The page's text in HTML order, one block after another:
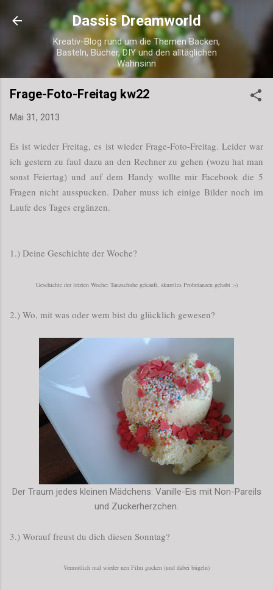
Direkt zum Hauptbereich
Dassis Dreamworld
Kreativ-Blog rund um die Themen Backen,
Basteln, Bücher, DIY und den alltäglichen
Wahnsinn
Frage-Foto-Freitag kw22
Mai 31, 2013
Es ist wieder Freitag, es ist wieder Frage-Foto-Freitag. Leider war
ich gestern zu faul dazu an den Rechner zu gehen (wozu hat man
sonst Feiertag) und auf dem Handy wollte mir Facebook die 5
Fragen nicht ausspucken. Daher muss ich einige Bilder noch im
Laufe des Tages ergänzen.
1.) Deine Geschichte der Woche?
Geschichte der letzten Woche: Tanzschuhe gekauft, skurriles Probetanzen gehabt ;-)
2.) Wo, mit was oder wem bist du glücklich gewesen?
Der Traum jedes kleinen Mädchens: Vanille-Eis mit Non-Pareils
und Zuckerherzchen.
3.) Worauf freust du dich diesen Sonntag?
Vermutlich mal wieder nen Film gucken (und dabei bügeln)